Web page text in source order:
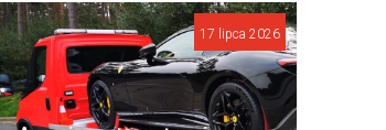
17 lipca 2026